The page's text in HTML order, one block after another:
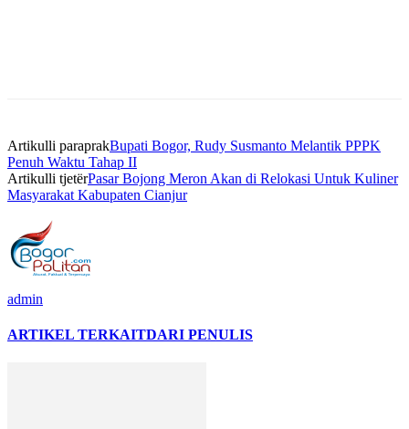
Artikulli paraprakBupati Bogor, Rudy Susmanto Melantik PPPK
Penuh Waktu Tahap II
Artikulli tjetërPasar Bojong Meron Akan di Relokasi Untuk Kuliner
Masyarakat Kabupaten Cianjur
admin
ARTIKEL TERKAITDARI PENULIS